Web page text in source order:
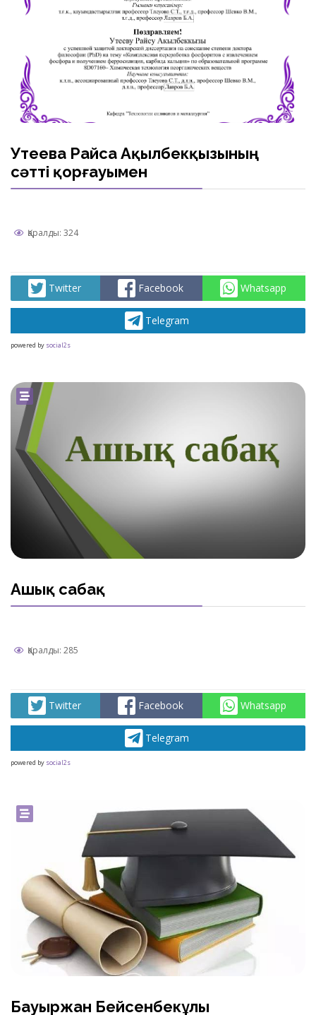
Утеева Райса Ақылбекқызының
сәтті қорғауымен
Қаралды: 324
Twitter Facebook Whatsapp
Telegram
powered by social2s
Ашық сабақ
Қаралды: 285
Twitter Facebook Whatsapp
Telegram
powered by social2s
Бауыржан Бейсенбекұлы